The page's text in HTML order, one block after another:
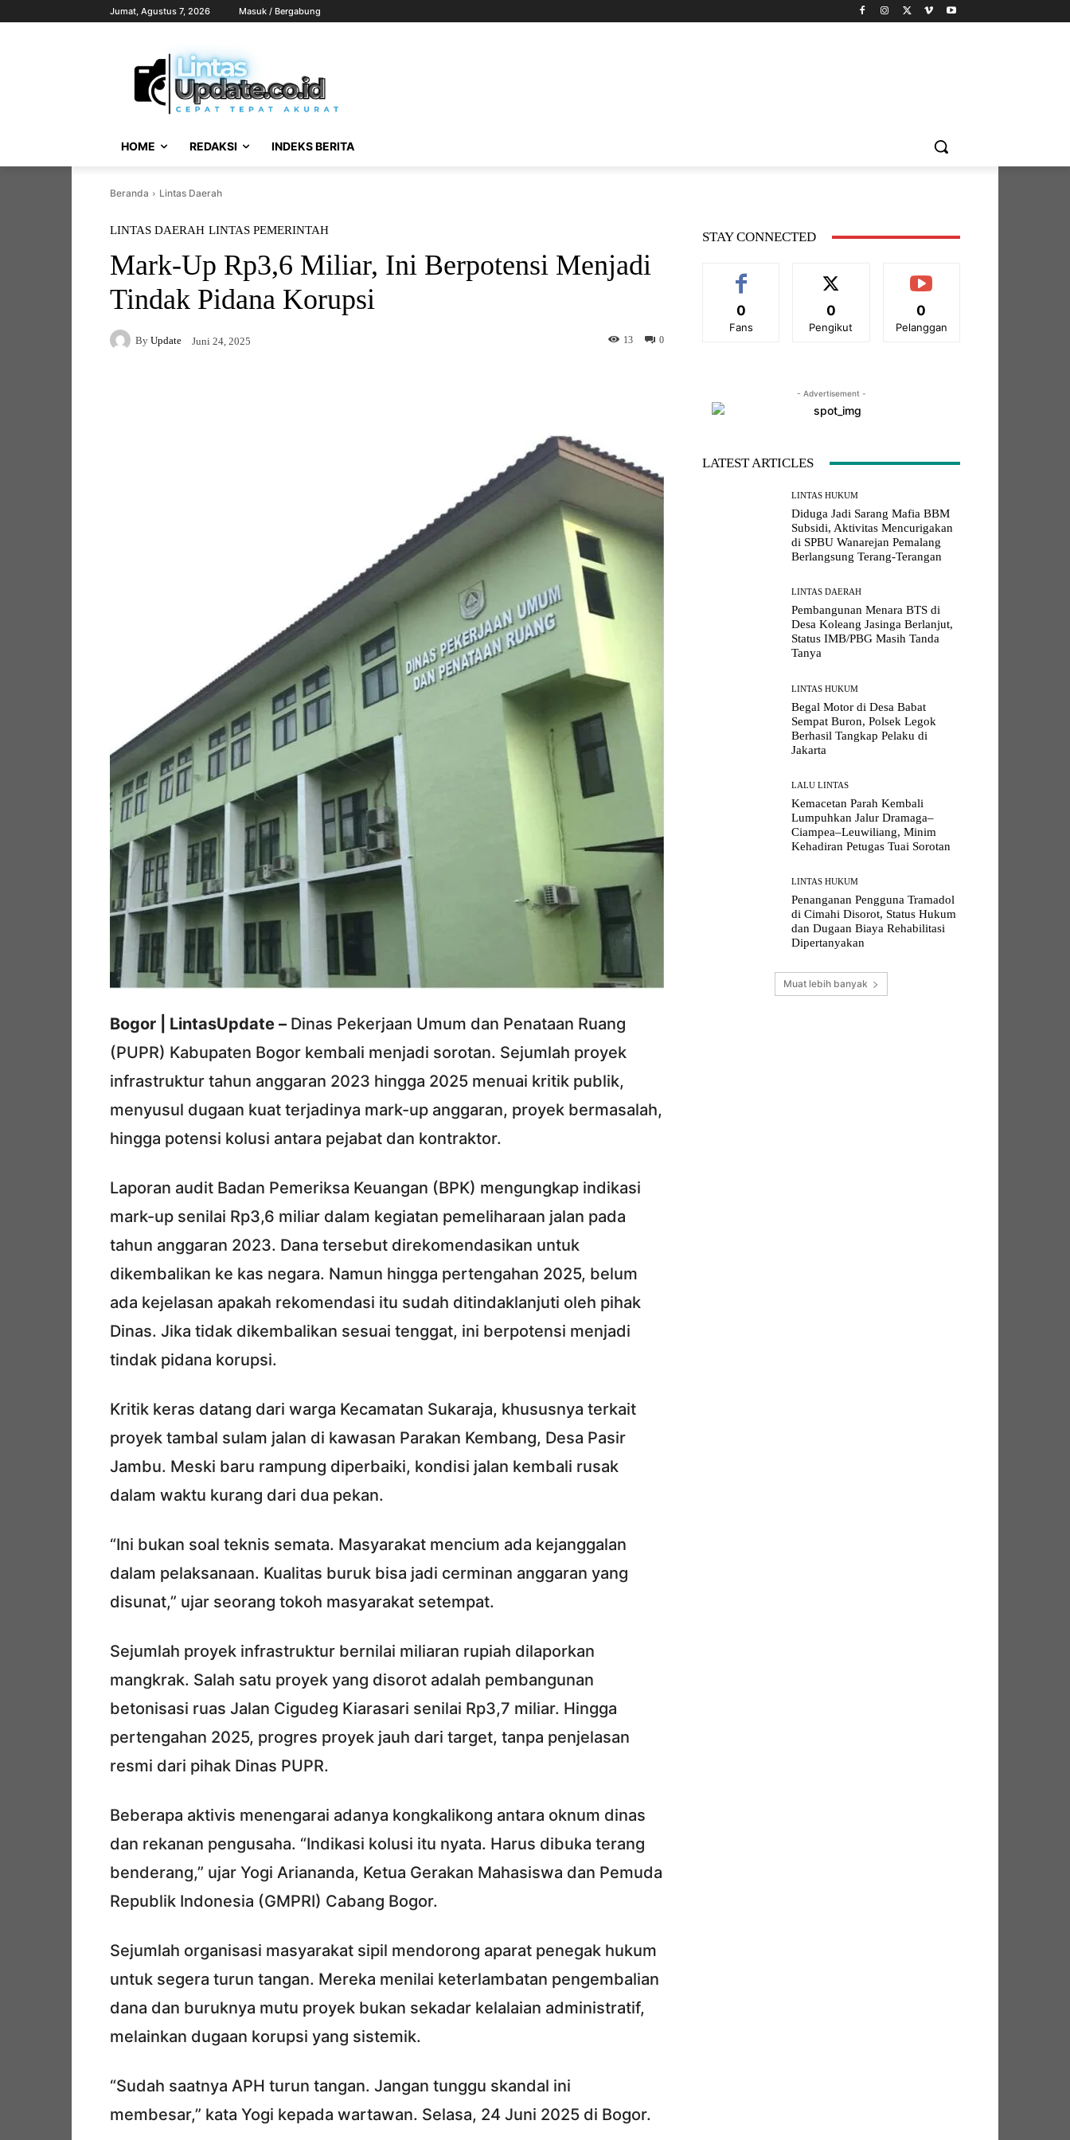
Jumat, Agustus 7, 2026 Masuk / Bergabung
HOME REDAKSI INDEKS BERITA
Beranda Lintas Daerah
LINTAS DAERAH LINTAS PEMERINTAH
Mark-Up Rp3,6 Miliar, Ini Berpotensi Menjadi
Tindak Pidana Korupsi
By Update Juni 24, 2025 0
13
Viber
Bogor | LintasUpdate – Dinas Pekerjaan Umum dan Penataan Ruang
(PUPR) Kabupaten Bogor kembali menjadi sorotan. Sejumlah proyek
infrastruktur tahun anggaran 2023 hingga 2025 menuai kritik publik,
menyusul dugaan kuat terjadinya mark-up anggaran, proyek bermasalah,
hingga potensi kolusi antara pejabat dan kontraktor.
Laporan audit Badan Pemeriksa Keuangan (BPK) mengungkap indikasi
mark-up senilai Rp3,6 miliar dalam kegiatan pemeliharaan jalan pada
tahun anggaran 2023. Dana tersebut direkomendasikan untuk
dikembalikan ke kas negara. Namun hingga pertengahan 2025, belum
ada kejelasan apakah rekomendasi itu sudah ditindaklanjuti oleh pihak
Dinas. Jika tidak dikembalikan sesuai tenggat, ini berpotensi menjadi
tindak pidana korupsi.
Kritik keras datang dari warga Kecamatan Sukaraja, khususnya terkait
proyek tambal sulam jalan di kawasan Parakan Kembang, Desa Pasir
Jambu. Meski baru rampung diperbaiki, kondisi jalan kembali rusak
dalam waktu kurang dari dua pekan.
“Ini bukan soal teknis semata. Masyarakat mencium ada kejanggalan
dalam pelaksanaan. Kualitas buruk bisa jadi cerminan anggaran yang
disunat,” ujar seorang tokoh masyarakat setempat.
Sejumlah proyek infrastruktur bernilai miliaran rupiah dilaporkan
mangkrak. Salah satu proyek yang disorot adalah pembangunan
betonisasi ruas Jalan Cigudeg Kiarasari senilai Rp3,7 miliar. Hingga
pertengahan 2025, progres proyek jauh dari target, tanpa penjelasan
resmi dari pihak Dinas PUPR.
Beberapa aktivis menengarai adanya kongkalikong antara oknum dinas
dan rekanan pengusaha. “Indikasi kolusi itu nyata. Harus dibuka terang
benderang,” ujar Yogi Ariananda, Ketua Gerakan Mahasiswa dan Pemuda
Republik Indonesia (GMPRI) Cabang Bogor.
Sejumlah organisasi masyarakat sipil mendorong aparat penegak hukum
untuk segera turun tangan. Mereka menilai keterlambatan pengembalian
dana dan buruknya mutu proyek bukan sekadar kelalaian administratif,
melainkan dugaan korupsi yang sistemik.
“Sudah saatnya APH turun tangan. Jangan tunggu skandal ini
membesar,” kata Yogi kepada wartawan. Selasa, 24 Juni 2025 di Bogor.
STAY CONNECTED
0
Fans
0
Pengikut
0
Pelanggan
- Advertisement -
LATEST ARTICLES
LINTAS HUKUM
Diduga Jadi Sarang Mafia BBM
Subsidi, Aktivitas Mencurigakan
di SPBU Wanarejan Pemalang
Berlangsung Terang-Terangan
LINTAS DAERAH
Pembangunan Menara BTS di
Desa Koleang Jasinga Berlanjut,
Status IMB/PBG Masih Tanda
Tanya
LINTAS HUKUM
Begal Motor di Desa Babat
Sempat Buron, Polsek Legok
Berhasil Tangkap Pelaku di
Jakarta
LALU LINTAS
Kemacetan Parah Kembali
Lumpuhkan Jalur Dramaga–
Ciampea–Leuwiliang, Minim
Kehadiran Petugas Tuai Sorotan
LINTAS HUKUM
Penanganan Pengguna Tramadol
di Cimahi Disorot, Status Hukum
dan Dugaan Biaya Rehabilitasi
Dipertanyakan
Muat lebih banyak